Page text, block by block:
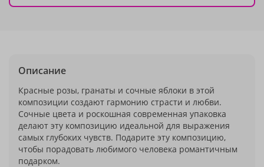
Описание
Красные розы, гранаты и сочные яблоки в этой
композиции создают гармонию страсти и любви.
Сочные цвета и роскошная современная упаковка
делают эту композицию идеальной для выражения
самых глубоких чувств. Подарите эту композицию,
чтобы порадовать любимого человека романтичным
подарком.